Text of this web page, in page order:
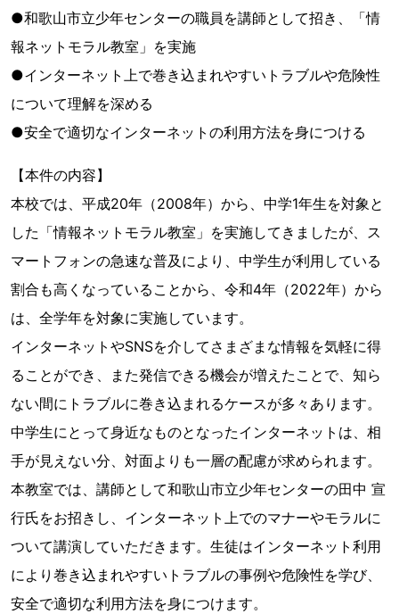
●和歌山市立少年センターの職員を講師として招き、「情
報ネットモラル教室」を実施
●インターネット上で巻き込まれやすいトラブルや危険性
について理解を深める
●安全で適切なインターネットの利用方法を身につける
【本件の内容】
本校では、平成20年（2008年）から、中学1年生を対象と
した「情報ネットモラル教室」を実施してきましたが、ス
マートフォンの急速な普及により、中学生が利用している
割合も高くなっていることから、令和4年（2022年）から
は、全学年を対象に実施しています。
インターネットやSNSを介してさまざまな情報を気軽に得
ることができ、また発信できる機会が増えたことで、知ら
ない間にトラブルに巻き込まれるケースが多々あります。
中学生にとって身近なものとなったインターネットは、相
手が見えない分、対面よりも一層の配慮が求められます。
本教室では、講師として和歌山市立少年センターの田中 宣
行氏をお招きし、インターネット上でのマナーやモラルに
ついて講演していただきます。生徒はインターネット利用
により巻き込まれやすいトラブルの事例や危険性を学び、
安全で適切な利用方法を身につけます。